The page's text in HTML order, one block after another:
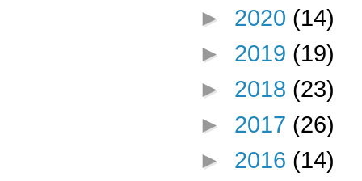
► 2020 (14)
► 2019 (19)
► 2018 (23)
► 2017 (26)
► 2016 (14)